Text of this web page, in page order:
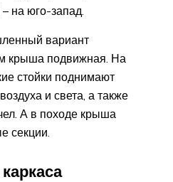
на юго-запад.
вариант
крыша подвижная. На
стойки поднимают
и света, а также
А в походе крыша
секции.